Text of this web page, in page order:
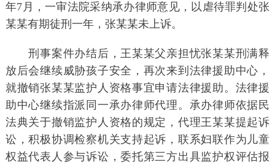
年7月，一审法院采纳承办律师意见，以虐待罪判处张
某某有期徒刑一年，张某某未上诉。
刑事案件办结后，王某某父亲担忧张某某刑满释
放后会继续威胁孩子安全，再次来到法律援助中心，
就撤销张某某监护人资格事宜申请法律援助。法律援
助中心继续指派同一承办律师代理。承办律师依据民
法典关于撤销监护人资格的规定，代理王某某提起诉
讼，积极协调检察机关支持起诉，联系妇联作为儿童
权益代表人参与诉讼，委托第三方出具监护权评估报